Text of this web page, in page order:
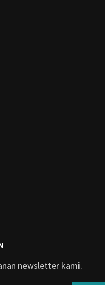
newsletter kami.